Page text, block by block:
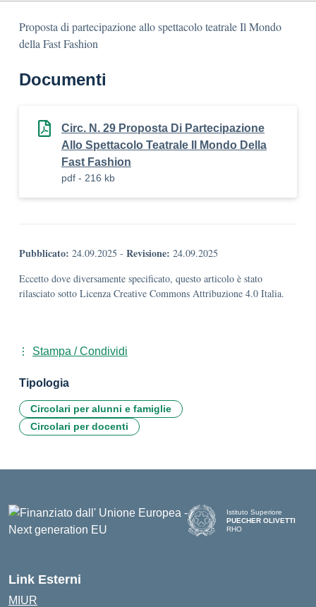
Proposta di partecipazione allo spettacolo teatrale Il Mondo
della Fast Fashion
Documenti
Circ. N. 29 Proposta Di Partecipazione
Allo Spettacolo Teatrale Il Mondo Della
Fast Fashion
pdf - 216 kb
Pubblicato: 24.09.2025 - Revisione: 24.09.2025
Eccetto dove diversamente specificato, questo articolo è stato
rilasciato sotto Licenza Creative Commons Attribuzione 4.0 Italia.
Stampa / Condividi
Tipologia
Circolari per alunni e famiglie
Circolari per docenti
Istituto Superiore
PUECHER OLIVETTI
RHO
Link Esterni
MIUR